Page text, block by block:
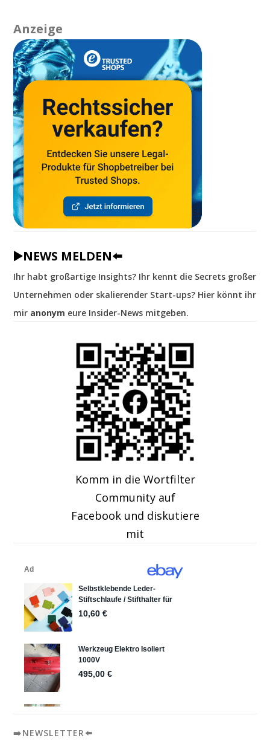
Anzeige
▶️NEWS MELDEN⬅️
Ihr habt großartige Insights? Ihr kennt die Secrets großer
Unternehmen oder skalierender Start-ups? Hier könnt ihr
mir anonym eure Insider-News mitgeben.
Komm in die Wortfilter
Community auf
Facebook und diskutiere
mit
➡️NEWSLETTER⬅️